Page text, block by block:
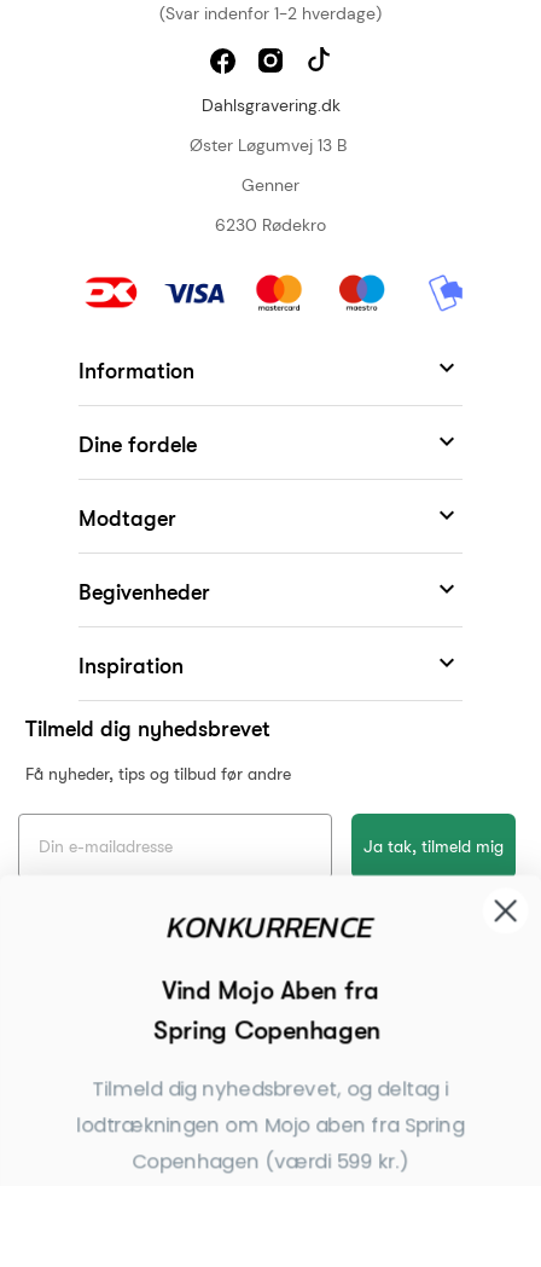
(Svar indenfor 1-2 hverdage)
Dahlsgravering.dk
Øster Løgumvej 13 B
Genner
6230 Rødekro
Information 
Dine fordele 
Modtager 
Begivenheder 
Inspiration 
Tilmeld dig nyhedsbrevet
Få nyheder, tips og tilbud før andre
Ja tak, tilmeld mig
*Ved at indsende denne formular accepterer jeg, at de indtastede data bruges af Dahls
Copyright © Dahls Gravering2026
KONKURRENCE
Vind Mojo Aben fra
Spring Copenhagen
Tilmeld dig nyhedsbrevet, og deltag i
lodtrækningen om Mojo aben fra Spring
Ja tak, tilmeld mig
*Ved tilmelding giver du samtykke til at modtage
nyhedsbreve fra Dahls Gravering